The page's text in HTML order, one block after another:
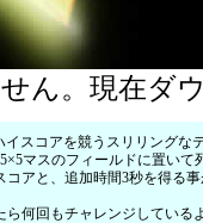
ん。現在ダ
イスコアを競うスリリングな
マスのフィールドに置いて
アと、追加時間3秒を得る
何回もチャレンジしている